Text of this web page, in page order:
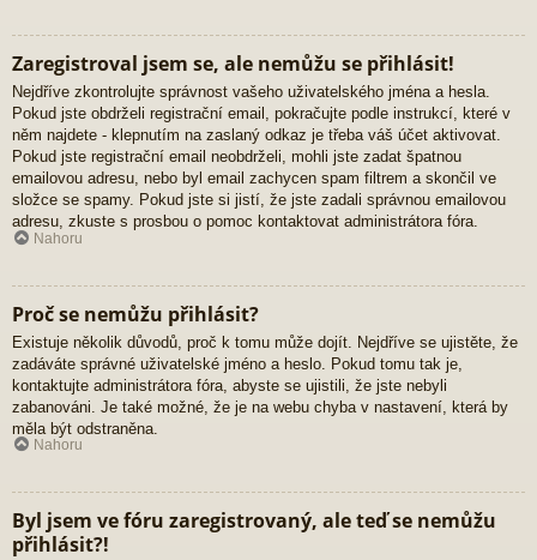
Zaregistroval jsem se, ale nemůžu se přihlásit!
Nejdříve zkontrolujte správnost vašeho uživatelského jména a hesla.
Pokud jste obdrželi registrační email, pokračujte podle instrukcí, které v
něm najdete - klepnutím na zaslaný odkaz je třeba váš účet aktivovat.
Pokud jste registrační email neobdrželi, mohli jste zadat špatnou
emailovou adresu, nebo byl email zachycen spam filtrem a skončil ve
složce se spamy. Pokud jste si jistí, že jste zadali správnou emailovou
adresu, zkuste s prosbou o pomoc kontaktovat administrátora fóra.
Nahoru
Proč se nemůžu přihlásit?
Existuje několik důvodů, proč k tomu může dojít. Nejdříve se ujistěte, že
zadáváte správné uživatelské jméno a heslo. Pokud tomu tak je,
kontaktujte administrátora fóra, abyste se ujistili, že jste nebyli
zabanováni. Je také možné, že je na webu chyba v nastavení, která by
měla být odstraněna.
Nahoru
Byl jsem ve fóru zaregistrovaný, ale teď se nemůžu
přihlásit?!